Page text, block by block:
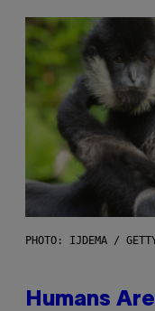
PHOTO: IJDEMA /
Humans